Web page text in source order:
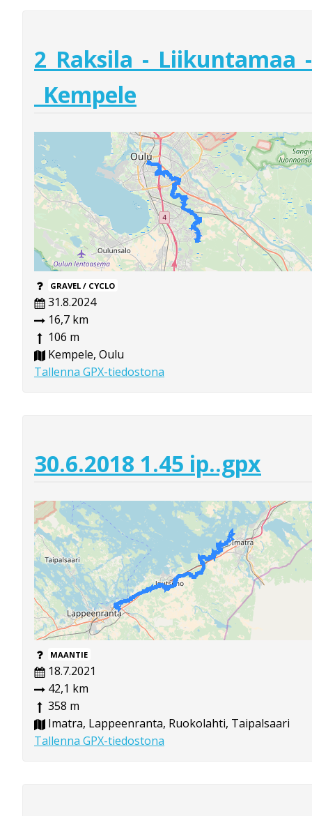
2_Raksila_-_Liikuntamaa_-
_Kempele
GRAVEL / CYCLO
31.8.2024
16,7 km
106 m
Kempele, Oulu
Tallenna GPX-tiedostona
30.6.2018 1.45 ip..gpx
MAANTIE
18.7.2021
42,1 km
358 m
Imatra, Lappeenranta, Ruokolahti, Taipalsaari
Tallenna GPX-tiedostona